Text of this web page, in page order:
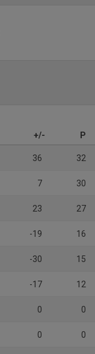
+/- P
36 32
7 30
23 27
-19 16
-30 15
-17 12
0 0
0 0